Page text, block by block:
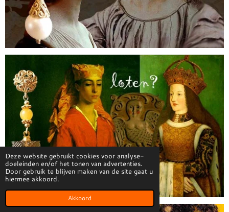
Deze website gebruikt cookies voor analyse-
doeleinden en/of het tonen van advertenties.
Door gebruik te blijven maken van de site gaat u
hiermee akkoord.
Akkoord